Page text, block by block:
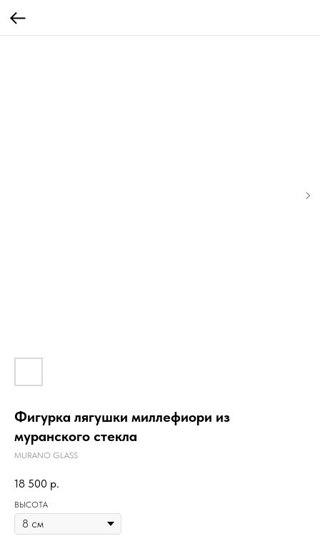
Фигурка лягушки миллефиори из
муранского стекла
MURANO GLASS
18 500 р.
ВЫСОТА